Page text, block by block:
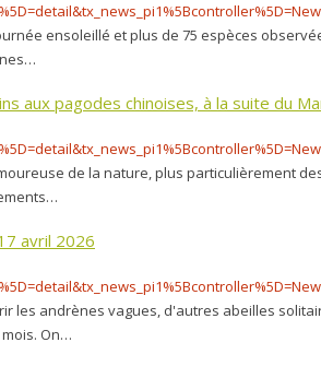
ensoleillé et plus de 75 espèces
aux pagodes chinoises, à la suite du
de la nature, plus particulièrement
avril 2026
les andrènes vagues, d'autres abeilles
On…